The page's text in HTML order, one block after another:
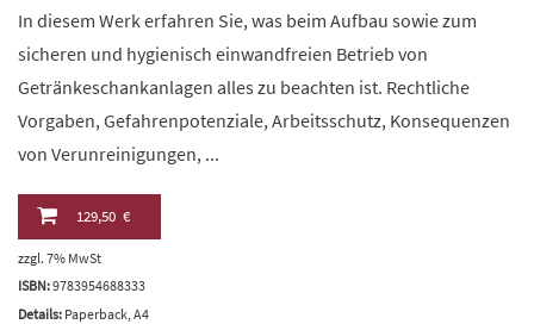
In diesem Werk erfahren Sie, was beim Aufbau sowie zum
sicheren und hygienisch einwandfreien Betrieb von
Getränkeschankanlagen alles zu beachten ist. Rechtliche
Vorgaben, Gefahrenpotenziale, Arbeitsschutz, Konsequenzen
von Verunreinigungen, ...
129,50 €
zzgl. 7% MwSt
ISBN:9783954688333
Details: Paperback, A4